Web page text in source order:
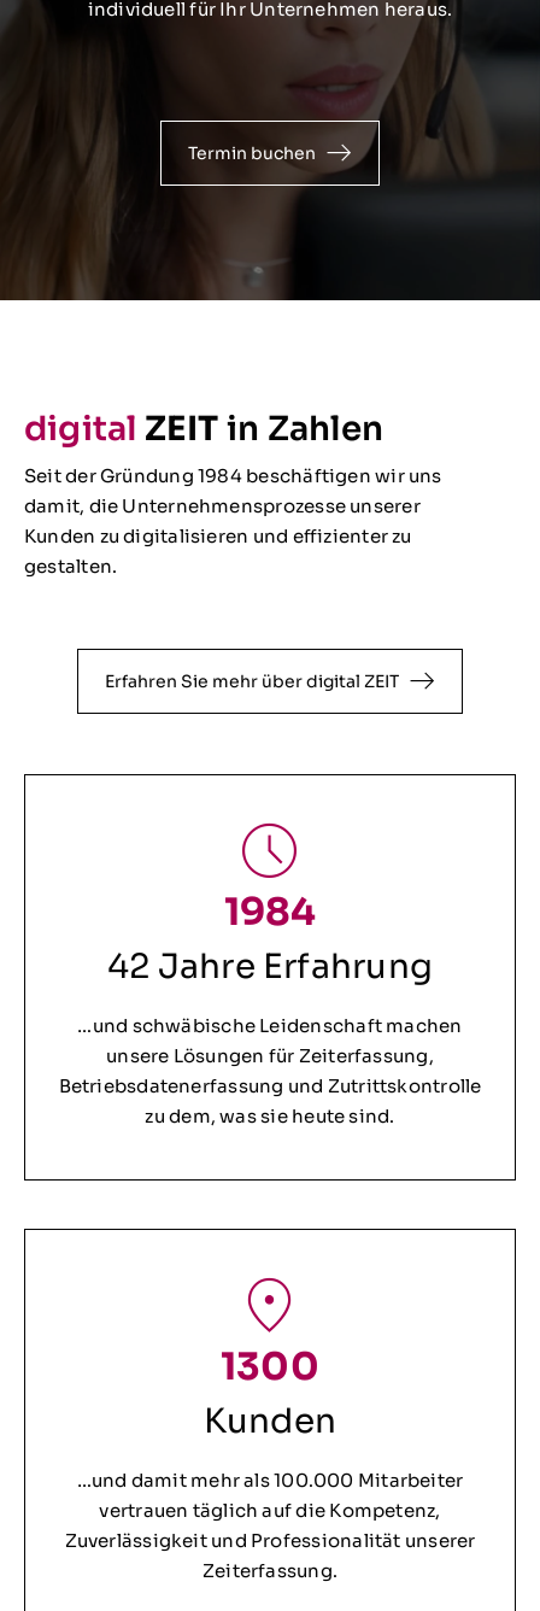
individuell für Ihr Unternehmen heraus.
Termin buchen
1984
42 Jahre Erfahrung
…und schwäbische Leidenschaft machen
unsere Lösungen für Zeiterfassung,
Betriebsdatenerfassung und Zutrittskontrolle
zu dem, was sie heute sind.
1300
Kunden
…und damit mehr als 100.000 Mitarbeiter
vertrauen täglich auf die Kompetenz,
Zuverlässigkeit und Professionalität unserer
Zeiterfassung.
digital ZEIT in Zahlen
Seit der Gründung 1984 beschäftigen wir uns
damit, die Unternehmensprozesse unserer
Kunden zu digitalisieren und effizienter zu
gestalten.
Erfahren Sie mehr über digital ZEIT